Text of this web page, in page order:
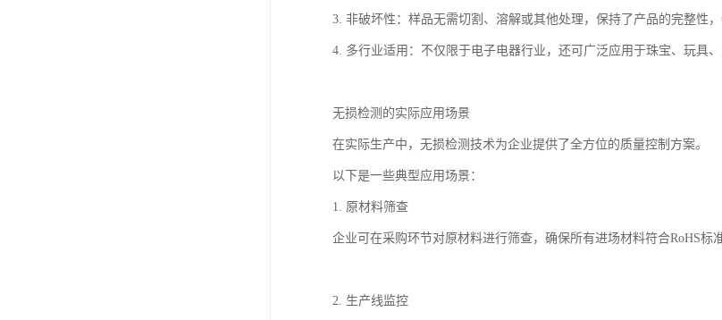
3. 非破坏性：样品无需切割、溶解或其他处理，保持了产品的完整性
4. 多行业适用：不仅限于电子电器行业，还可广泛应用于珠宝、玩具
无损检测的实际应用场景
在实际生产中，无损检测技术为企业提供了全方位的质量控制方案。
以下是一些典型应用场景：
1. 原材料筛查
企业可在采购环节对原材料进行筛查，确保所有进场材料符合RoHS标
2. 生产线监控